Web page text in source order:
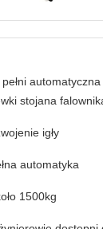
pełni
stojana
igły
automatyka
1500kg